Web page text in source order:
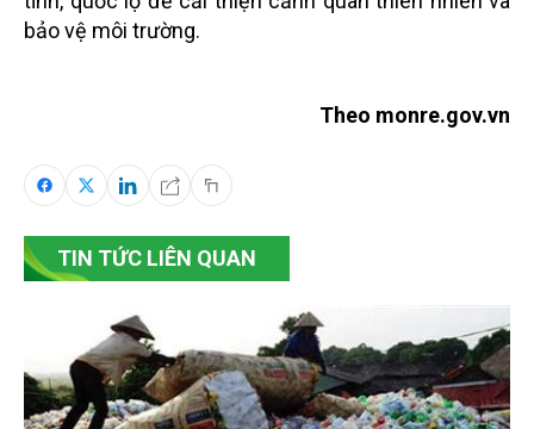
bảo vệ môi trường.
Theo monre.gov.vn
TIN TỨC LIÊN QUAN